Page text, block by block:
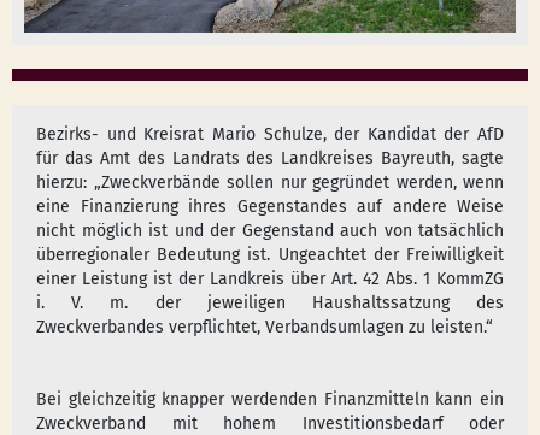
Bezirks- und Kreisrat Mario Schulze, der Kandidat der AfD
für das Amt des Landrats des Landkreises Bayreuth, sagte
hierzu: „Zweckverbände sollen nur gegründet werden, wenn
eine Finanzierung ihres Gegenstandes auf andere Weise
nicht möglich ist und der Gegenstand auch von tatsächlich
überregionaler Bedeutung ist. Ungeachtet der Freiwilligkeit
einer Leistung ist der Landkreis über Art. 42 Abs. 1 KommZG
i. V. m. der jeweiligen Haushaltssatzung des
Zweckverbandes verpflichtet, Verbandsumlagen zu leisten.“
Bei gleichzeitig knapper werdenden Finanzmitteln kann ein
Zweckverband mit hohem Investitionsbedarf oder